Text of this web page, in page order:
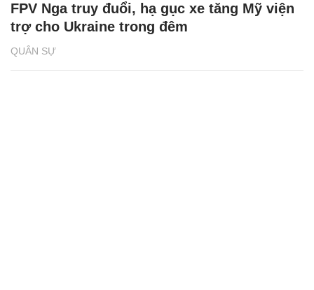
QUÂN SỰ
FPV Nga truy đuổi, hạ gục xe tăng Mỹ viện
trợ cho Ukraine trong đêm